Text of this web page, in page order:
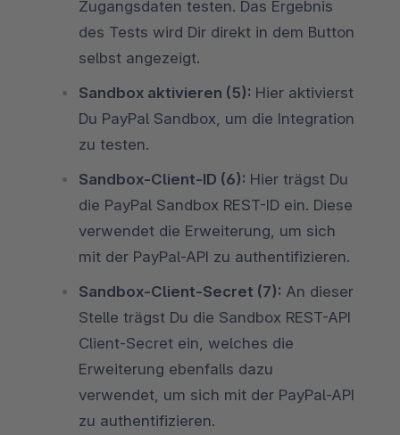
Zugangsdaten testen. Das Ergebnis
des Tests wird Dir direkt in dem Button
selbst angezeigt.
Sandbox aktivieren (5): Hier aktivierst
Du PayPal Sandbox, um die Integration
zu testen.
Sandbox-Client-ID (6): Hier trägst Du
die PayPal Sandbox REST-ID ein. Diese
verwendet die Erweiterung, um sich
mit der PayPal-API zu authentifizieren.
Sandbox-Client-Secret (7): An dieser
Stelle trägst Du die Sandbox REST-API
Client-Secret ein, welches die
Erweiterung ebenfalls dazu
verwendet, um sich mit der PayPal-API
zu authentifizieren.